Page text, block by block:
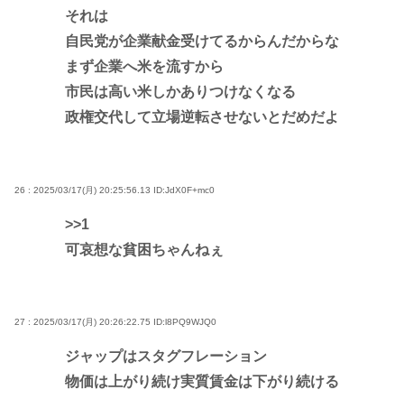
それは
自民党が企業献金受けてるからんだからな
まず企業へ米を流すから
市民は高い米しかありつけなくなる
政権交代して立場逆転させないとだめだよ
26 : 2025/03/17(月) 20:25:56.13 ID:JdX0F+mc0
>>1
可哀想な貧困ちゃんねぇ
27 : 2025/03/17(月) 20:26:22.75 ID:l8PQ9WJQ0
ジャップはスタグフレーション
物価は上がり続け実質賃金は下がり続ける